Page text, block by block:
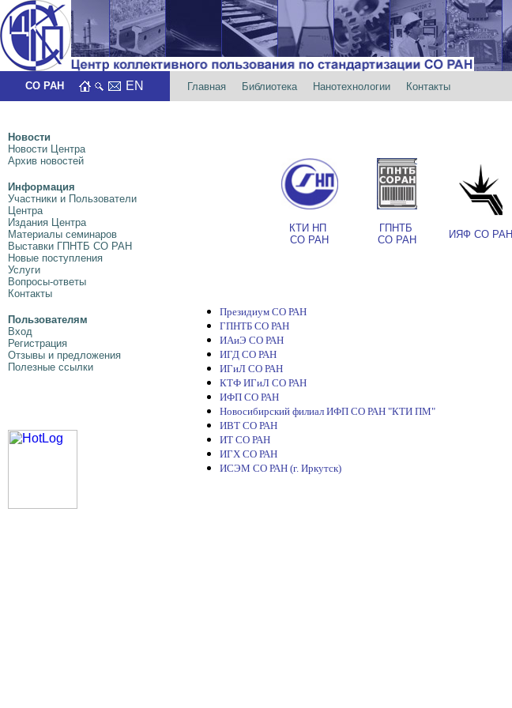
СО РАН EN Главная Библиотека Нанотехнологии Контакты
Новости
Новости Центра
Архив новостей
Информация
Участники и Пользователи
Центра
Издания Центра
Материалы семинаров
Выставки ГПНТБ СО РАН
Новые поступления
Услуги
Вопросы-ответы
Контакты
Пользователям
Вход
Регистрация
Отзывы и предложения
Полезные cсылки
КТИ НП
СО РАН
ГПНТБ
СО РАН
ИЯФ СО РАН
Президиум СО РАН
ГПНТБ СО РАН
ИАиЭ СО РАН
ИГД СО РАН
ИГиЛ СО РАН
КТФ ИГиЛ СО РАН
ИФП СО РАН
Новосибирский филиал ИФП СО РАН "КТИ ПМ"
ИВТ СО РАН
ИТ СО РАН
ИГХ СО РАН
ИСЭМ СО РАН (г. Иркутск)